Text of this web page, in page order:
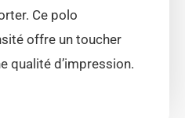
Ce polo
offre un toucher
qualité d’impression.